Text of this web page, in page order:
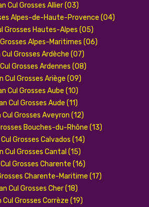
Cul Grosses Allier (03)
Alpes-de-Haute-Provence (04)
Grosses Hautes-Alpes (05)
Grosses Alpes-Maritimes (06)
Cul Grosses Ardèche (07)
Grosses Ardennes (08)
Cul Grosses Ariège (09)
Cul Grosses Aube (10)
Cul Grosses Aude (11)
Cul Grosses Aveyron (12)
Bouches-du-Rhône (13)
Cul Grosses Calvados (14)
Cul Grosses Cantal (15)
Cul Grosses Charente (16)
Charente-Maritime (17)
Cul Grosses Cher (18)
Cul Grosses Corrèze (19)